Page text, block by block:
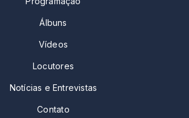
Álbuns
Vídeos
Locutores
Notícias e Entrevistas
Contato